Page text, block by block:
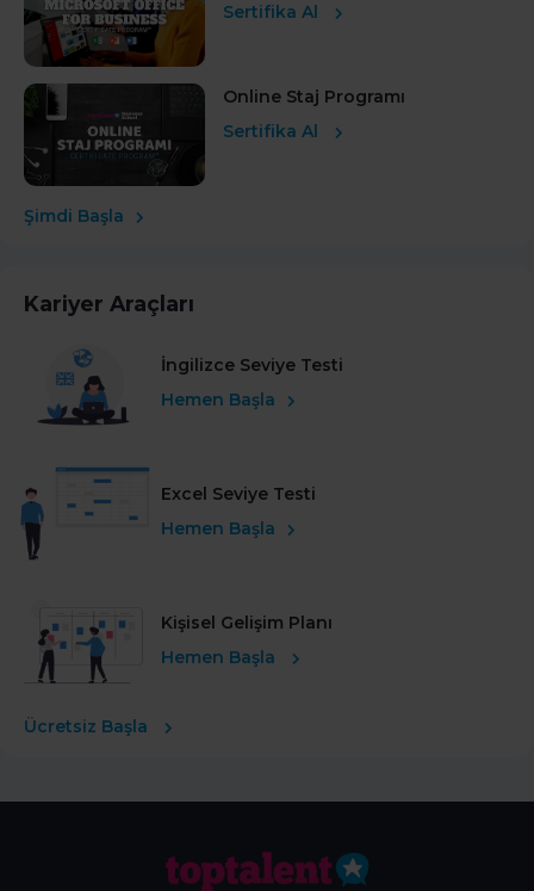
Sertifika Al
Online Staj Programı
Sertifika Al
Şimdi Başla
Kariyer Araçları
İngilizce Seviye Testi
Hemen Başla
Excel Seviye Testi
Hemen Başla
Kişisel Gelişim Planı
Hemen Başla
Ücretsiz Başla